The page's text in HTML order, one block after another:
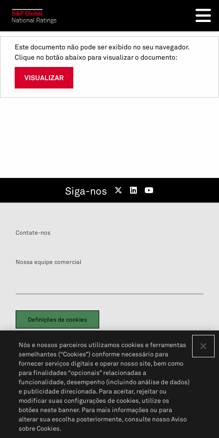
Este documento não pode ser exibido no seu navegador.
Clique no botão abaixo para visualizar o documento:
VISUALIZAR
Siga-nos
Contate-nos
Nossa equipe comercial
Definições de cookies
Política de PrivacidadePortal de privacidade do cliente (em inglês)
Não Venda Minhas Informações Pessoais© 2026 S&P Global
Nós e nossos parceiros utilizamos cookies e ferramentas
semelhantes (“Cookies”) conforme necessário para
fornecer serviços digitais e operar nosso site, bem como
para finalidades “opcionais” relacionadas a
funcionalidade, desempenho (incluindo análise de dados)
e publicidade direcionada. Para aceitar, rejeitar ou
modificar suas configurações de cookies, utilize os
botões neste banner. Para mais informações ou para
alterar sua escolha posteriormente, consulte nosso Aviso
sobre Cookies.